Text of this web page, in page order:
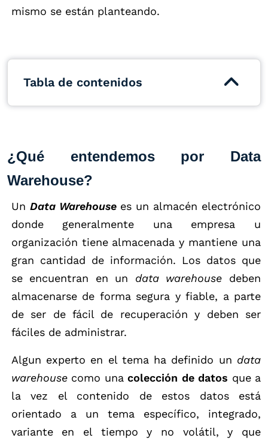
mismo se están planteando.
Tabla de contenidos
¿Qué entendemos por Data
Warehouse?
Un Data Warehouse es un almacén electrónico
donde generalmente una empresa u
organización tiene almacenada y mantiene una
gran cantidad de información. Los datos que
se encuentran en un data warehouse deben
almacenarse de forma segura y fiable, a parte
de ser de fácil de recuperación y deben ser
fáciles de administrar.
Algun experto en el tema ha definido un data
warehouse como unacolección de datos que a
la vez el contenido de estos datos está
orientado a un tema específico, integrado,
variante en el tiempo y no volátil, y que